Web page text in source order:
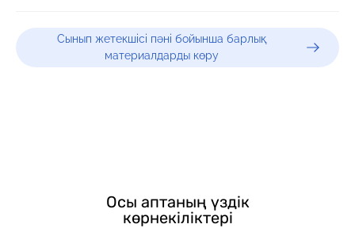
Сынып жетекшісі пәні бойынша барлық
материалдарды көру
Осы аптаның үздік
көрнекіліктері